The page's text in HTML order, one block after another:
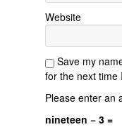
Website
Save my
for the next time
Please enter an
nineteen − 3 =